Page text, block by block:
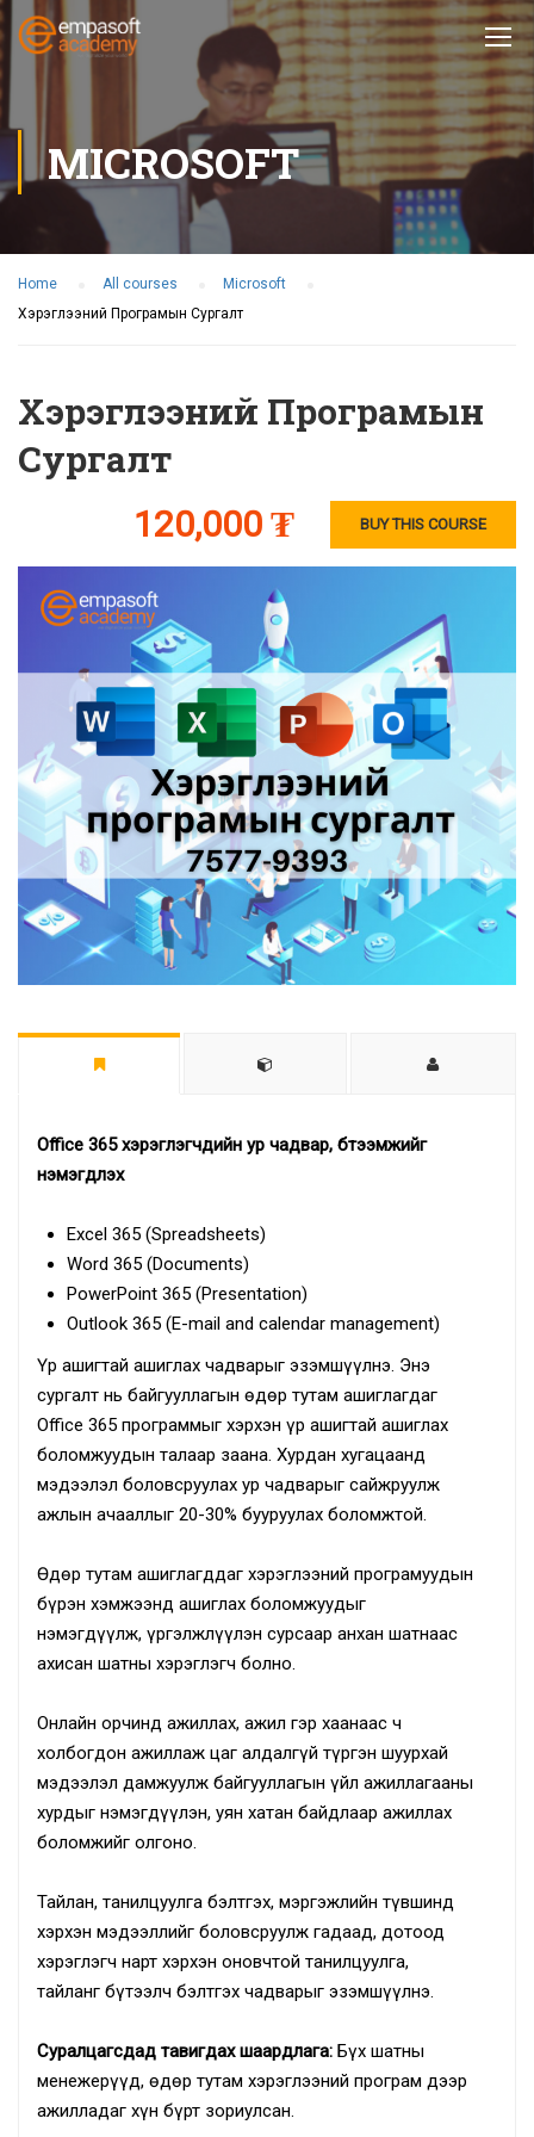
MICROSOFT
Home All courses
Microsoft
Хэрэглээний Програмын Сургалт
Хэрэглээний Програмын
Сургалт
120,000 ₮ BUY THIS COURSE
Office 365хэрэглэгчдийн ур чадвар, бүтээмжийг
нэмэгдүүлэх
Excel 365 (Spreadsheets)
Word 365 (Documents)
PowerPoint 365 (Presentation)
Outlook 365 (E-mail and calendar management)
Үр ашигтай ашиглах чадварыг эзэмшүүлнэ. Энэ
сургалт нь байгууллагын өдөр тутам ашиглагдаг
Office 365 программыг хэрхэн үр ашигтай ашиглах
боломжуудын талаар заана. Хурдан хугацаанд
мэдээлэл боловсруулах ур чадварыг сайжруулж
ажлын ачааллыг 20-30% бууруулах боломжтой.
Өдөр тутам ашиглагддаг хэрэглээний програмуудын
бүрэн хэмжээнд ашиглах боломжуудыг
нэмэгдүүлж, үргэлжлүүлэн сурсаар анхан шатнаас
ахисан шатны хэрэглэгч болно.
Онлайн орчинд ажиллах, ажил гэр хаанаас ч
холбогдон ажиллаж цаг алдалгүй түргэн шуурхай
мэдээлэл дамжуулж байгууллагын үйл ажиллагааны
хурдыг нэмэгдүүлэн, уян хатан байдлаар ажиллах
боломжийг олгоно.
Тайлан, танилцуулга бэлтгэх, мэргэжлийн түвшинд
хэрхэн мэдээллийг боловсруулж гадаад, дотоод
хэрэглэгч нарт хэрхэн оновчтой танилцуулга,
тайланг бүтээлч бэлтгэх чадварыг эзэмшүүлнэ.
Суралцагсдад тавигдах шаардлага: Бүх шатны
менежерүүд, өдөр тутам хэрэглээний програм дээр
ажилладаг хүн бүрт зориулсан.